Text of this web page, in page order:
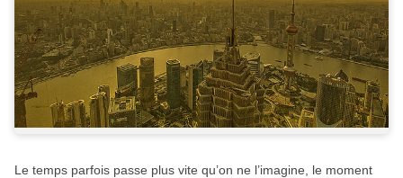
Le temps parfois passe plus vite qu’on ne l’imagine, le moment